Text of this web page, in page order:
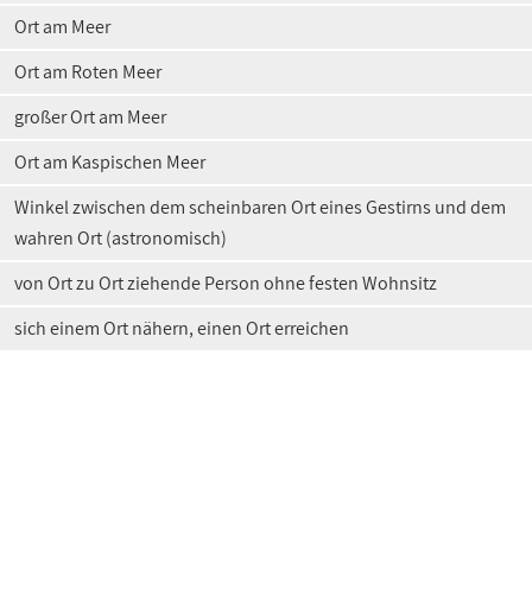
Ort am Meer
Ort am Roten Meer
großer Ort am Meer
Ort am Kaspischen Meer
Winkel zwischen dem scheinbaren Ort eines Gestirns und dem
wahren Ort (astronomisch)
von Ort zu Ort ziehende Person ohne festen Wohnsitz
sich einem Ort nähern, einen Ort erreichen